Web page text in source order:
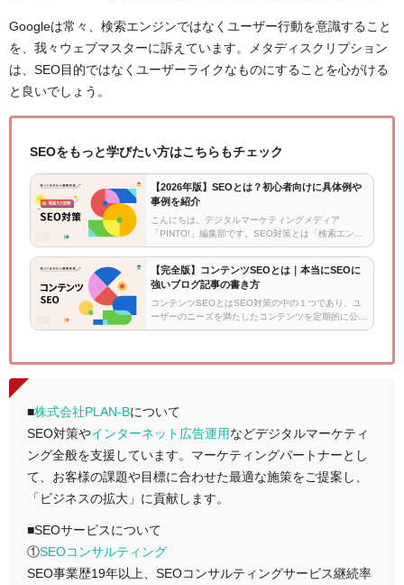
Googleは常々、検索エンジンではなくユーザー行動を意識すること
を、我々ウェブマスターに訴えています。メタディスクリプション
は、SEO目的ではなくユーザーライクなものにすることを心がける
と良いでしょう。
SEOをもっと学びたい方はこちらもチェック
【2026年版】SEOとは？初心者向けに具体例や
事例を紹介
こんにちは。デジタルマーケティングメディア
「PINTO!」編集部です。SEO対策とは「検索エンジ
ン最適化」のことで、Webページに対する検索エンジ
ンからの評価を上げ、検索結果の上位に表示させるた
めの施策です。この記事では…
【完全版】コンテンツSEOとは｜本当にSEOに
強いブログ記事の書き方
コンテンツSEOとはSEO対策の中の１つであり、ユ
ーザーのニーズを満たしたコンテンツを定期的に公開
して検索結果の上位表示を目指すマーケティング手法
■株式会社PLAN-Bについて
SEO対策やインターネット広告運用などデジタルマーケティ
ング全般を支援しています。マーケティングパートナーとし
て、お客様の課題や目標に合わせた最適な施策をご提案し、
「ビジネスの拡大」に貢献します。
■SEOサービスについて
①SEOコンサルティング
SEO事業歴19年以上、SEOコンサルティングサービス継続率